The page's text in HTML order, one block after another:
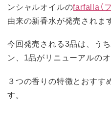
ンシャルオイルのfarfalla（
由来の新香水が発売されます
今回発売される3品は、う
ン、1品がリニューアルのオ
３つの香りの特徴とおすす
す。